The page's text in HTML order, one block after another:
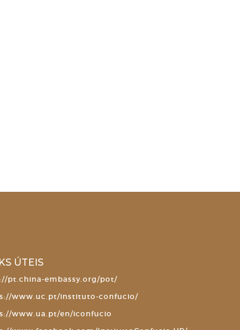
ÚTEIS
pt.china-embassy.org/pot/
www.uc.pt/instituto-confucio/
www.ua.pt/en/iconfucio